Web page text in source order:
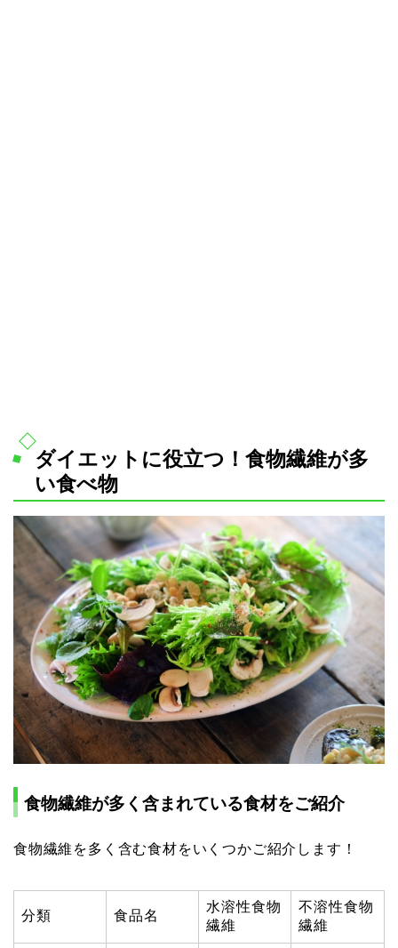
ダイエットに役立つ！食物繊維が多
い食べ物
食物繊維が多く含まれている食材をご紹介
食物繊維を多く含む食材をいくつかご紹介します！
分類 食品名
水溶性食物
繊維
不溶性食物
繊維